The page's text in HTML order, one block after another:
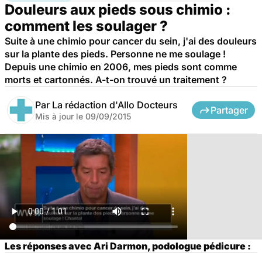
Douleurs aux pieds sous chimio :
comment les soulager ?
Suite à une chimio pour cancer du sein, j'ai des douleurs
sur la plante des pieds. Personne ne me soulage !
Depuis une chimio en 2006, mes pieds sont comme
morts et cartonnés. A-t-on trouvé un traitement ?
Par La rédaction d'Allo Docteurs
Mis à jour le 09/09/2015
Partager
Les réponses avec Ari Darmon, podologue pédicure :